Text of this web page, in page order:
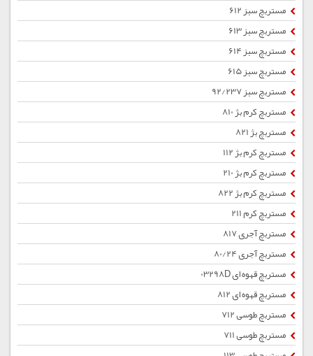
مستربچ سبز 612
مستربچ سبز 613
مستربچ سبز 614
مستربچ سبز 615
مستربچ سبز 92/237
مستربچ کرم بژ 810
مستربچ بژ 821
مستربچ کرم بژ 112
مستربچ کرم بژ 210
مستربچ کرم بژ 822
مستربچ کرم 211
مستربچ آجری 817
مستربچ آجری 80/24
مستربچ قهوه ای 03298D
مستربچ قهوه ای 812
مستربچ طوسی 712
مستربچ طوسی 711